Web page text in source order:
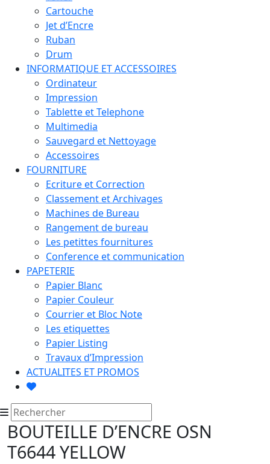
Cartouche
Jet d’Encre
Ruban
Drum
INFORMATIQUE ET ACCESSOIRES
Ordinateur
Impression
Tablette et Telephone
Multimedia
Sauvegard et Nettoyage
Accessoires
FOURNITURE
Ecriture et Correction
Classement et Archivages
Machines de Bureau
Rangement de bureau
Les petittes fournitures
Conference et communication
PAPETERIE
Papier Blanc
Papier Couleur
Courrier et Bloc Note
Les etiquettes
Papier Listing
Travaux d’Impression
ACTUALITES ET PROMOS
BOUTEILLE D’ENCRE OSN
T6644 YELLOW